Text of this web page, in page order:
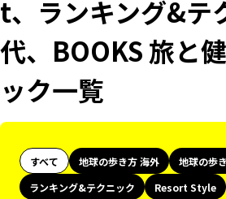
t、ランキング&テ
代、BOOKS 旅と
ック一覧
すべて 地球の歩き方 海外 地球の歩
ランキング&テクニック
Resort Style